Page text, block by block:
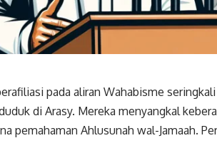
pada aliran Wahabisme
di Arasy. Mereka menyangkal
pemahaman Ahlusunah wal-Jamaah.